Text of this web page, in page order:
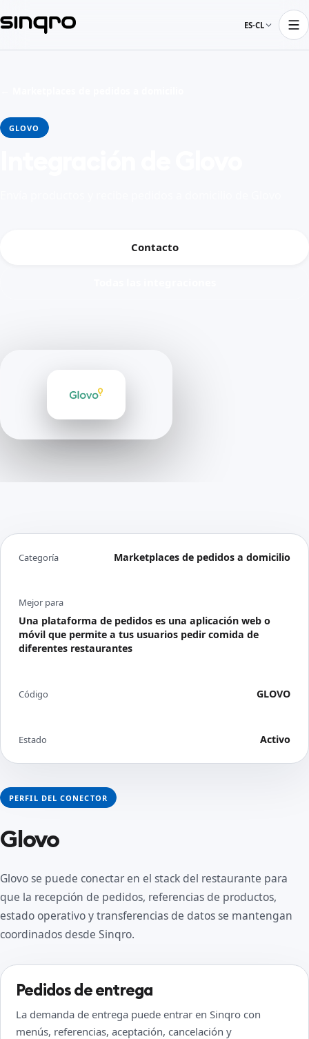
ES-CL
GLOVO
Contacto
PERFIL DEL CONECTOR
Glovo
Glovo se puede conectar en el stack del restaurante para
que la recepción de pedidos, referencias de productos,
estado operativo y transferencias de datos se mantengan
coordinados desde Sinqro.
Pedidos de entrega
La demanda de entrega puede entrar en Sinqro con
menús, referencias, aceptación, cancelación y
Categoría Marketplaces de pedidos a domicilio
Mejor para
Una plataforma de pedidos es una aplicación web o
móvil que permite a tus usuarios pedir comida de
diferentes restaurantes
Código GLOVO
Estado Activo